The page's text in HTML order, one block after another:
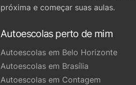
próxima e começar suas aulas.
Autoescolas perto de mim
Autoescolas em Belo Horizonte
Autoescolas em Brasília
Autoescolas em Contagem